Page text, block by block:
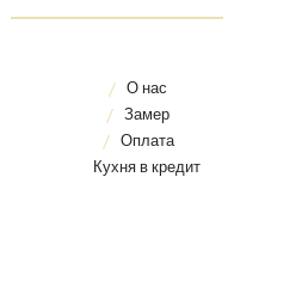
О нас
Замер
Оплата
Кухня в кредит